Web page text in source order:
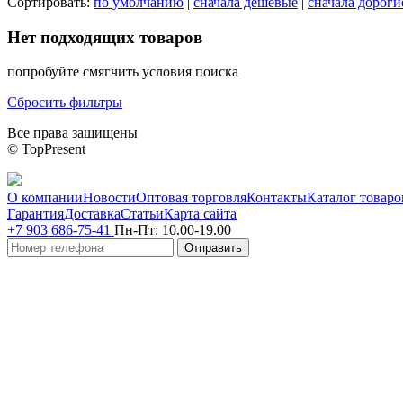
Нет подходящих товаров
попробуйте смягчить условия поиска
Сбросить фильтры
Все права защищены
© TopPresent
О компанииНовостиОптовая торговляКонтактыКаталог
ГарантияДоставкаСтатьиКарта сайта
+7 903 686-75-41 Пн-Пт: 10.00-19.00